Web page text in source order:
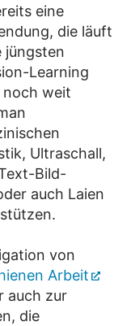
eine
die läuft
jüngsten
Learning
noch weit
Ultraschall,
Bild-
auch Laien
von
Arbeit
auch zur
die